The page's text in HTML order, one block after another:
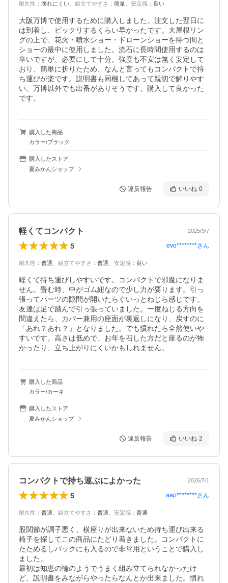
耐久性 ： 壊れにくい 組立てやすさ ： 簡単 安定感 ： 良い
大阪万博で使用するために購入しました。注文した翌日に
は到着し、ビックリするくらい早かったです。大屋根リン
グの上で、花火・噴水ショー・ドローンショーを待つ間と
ショーの最中に使用しました。流石に長時間使用するのは
辛いですが、必要にして十分。強度も不安は無く安定して
おり、簡単に折りたため、なんと言ってもコンパクトで持
ち運びが楽です。説明書も同梱してあって親切で解りやす
い。万博以外でも出番がありそうです。購入して良かった
です。
購入した商品
カラー/ブラック
購入したストア
夏みかんショップ
違反報告 いいね 0
軽くてコンパクト 2025/9/7
5 evo********さん
耐久性 ： 普通 組立てやすさ ： 普通 安定感 ： 良い
軽くて持ち運びしやすいです。コンパクトで邪魔になりま
せん。畳む時、中がゴム紐なので少し力が要ります。引っ
張ってパーツの隙間が開いたらぐいっとねじら感じです。
友達は足で踏んで引っ張っていました。一度ねじる方向を
間違えたら、カバー兼用の座面が裏返しになり、戻すのに
「あれ？あれ？」となりました。でも慣れたら全然使いや
すいです。高さは低めで、お年を召した方だと座るのが怖
かったり、立ち上がりにくいかもしれません。
購入した商品
カラー/カーキ
購入したストア
夏みかんショップ
違反報告 いいね 2
コンパクトで持ち運ぶによかった 2026/7/1
5 aap********さん
耐久性 ： 普通 組立てやすさ ： 普通 安定感 ： 普通
股関節が調子悪く、横座りが出来ないため持ち運び出来る
椅子を探してこの商品にたどり着きました。コンパクトに
たためるしバックにも入るので非常用ということで購入し
ました。
最初は知恵の輪のようでうまく組み立てられなかったけ
ど、説明書をみながらやったらなんとか出来ました。慣れ